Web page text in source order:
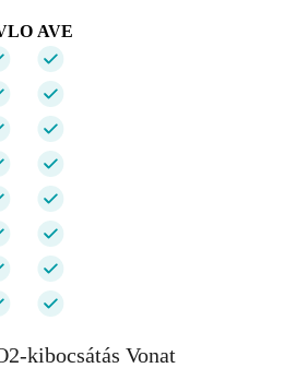
AVE
kibocsátás Vonat